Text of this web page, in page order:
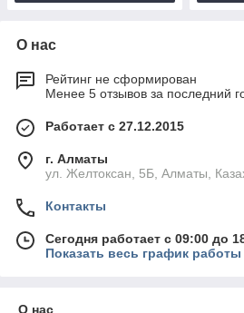
О нас
Рейтинг не сформирован
Менее 5 отзывов за последний
Работает с 27.12.2015
г. Алматы
ул. Желтоксан, 5Б, Алматы,
Контакты
Сегодня работает с 09:00 до
Показать весь график работы
О нас